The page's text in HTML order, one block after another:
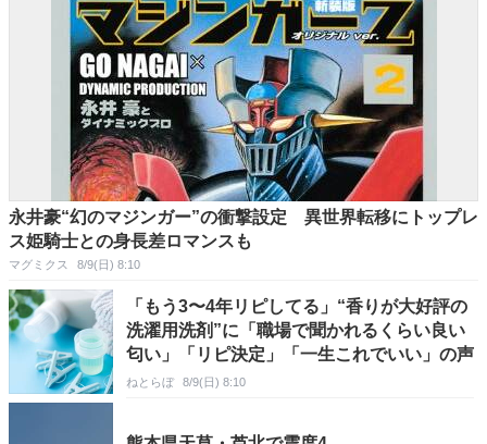
永井豪“幻のマジンガー”の衝撃設定 異世界転移にトップレ
ス姫騎士との身長差ロマンスも
マグミクス 8/9(日) 8:10
「もう3〜4年リピしてる」“香りが大好評の
洗濯用洗剤”に「職場で聞かれるくらい良い
匂い」「リピ決定」「一生これでいい」の声
ねとらぼ 8/9(日) 8:10